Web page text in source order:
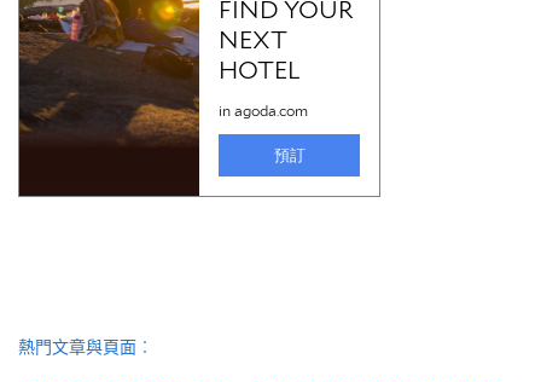
熱門文章與頁面︰